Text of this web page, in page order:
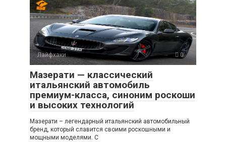
Лайфхаки 0
Мазерати — классический
итальянский автомобиль
премиум-класса, синоним роскоши
и высоких технологий
Мазерати – легендарный итальянский автомобильный
бренд, который славится своими роскошными и
мощными моделями. С